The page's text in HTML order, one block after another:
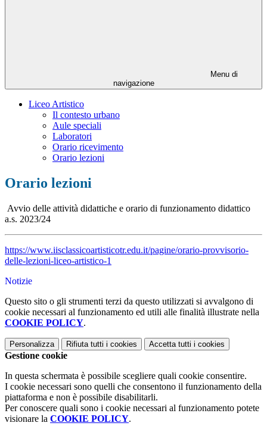
Menu di
navigazione
Liceo Artistico
Il contesto urbano
Aule speciali
Laboratori
Orario ricevimento
Orario lezioni
Orario lezioni
Avvio delle attività didattiche e orario di funzionamento didattico
a.s. 2023/24
https://www.iisclassicoartisticotr.edu.it/pagine/orario-provvisorio-
delle-lezioni-liceo-artistico-1
Notizie
Questo sito o gli strumenti terzi da questo utilizzati si avvalgono di
cookie necessari al funzionamento ed utili alle finalità illustrate nella
COOKIE POLICY.
Personalizza Rifiuta tutti i cookies Accetta tutti i cookies
Gestione cookie
In questa schermata è possibile scegliere quali cookie consentire.
I cookie necessari sono quelli che consentono il funzionamento della
piattaforma e non è possibile disabilitarli.
Per conoscere quali sono i cookie necessari al funzionamento potete
visionare la COOKIE POLICY.